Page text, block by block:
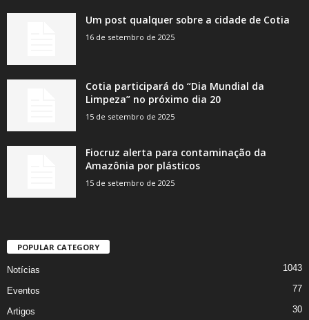
Um post qualquer sobre a cidade de Cotia
16 de setembro de 2025
Cotia participará do “Dia Mundial da
Limpeza” no próximo dia 20
15 de setembro de 2025
Fiocruz alerta para contaminação da
Amazônia por plásticos
15 de setembro de 2025
POPULAR CATEGORY
Notícias 1043
Eventos 77
Artigos 30